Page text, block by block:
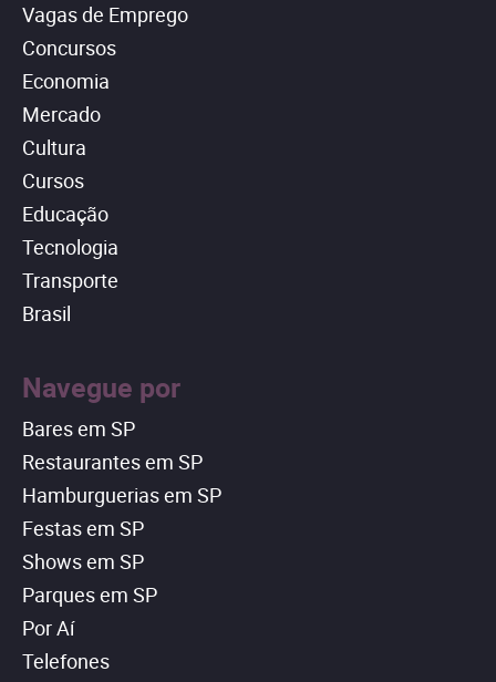
Vagas de Emprego
Concursos
Economia
Mercado
Cultura
Cursos
Educação
Tecnologia
Transporte
Brasil
Navegue por
Bares em SP
Restaurantes em SP
Hamburguerias em SP
Festas em SP
Shows em SP
Parques em SP
Por Aí
Telefones